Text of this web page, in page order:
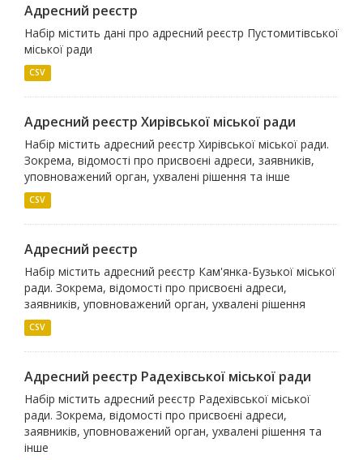
Адресний реєстр
Набір містить дані про адресний реєстр Пустомитівської
міської ради
CSV
Адресний реєстр Хирівської міської ради
Набір містить адресний реєстр Хирівської міської ради.
Зокрема, відомості про присвоєні адреси, заявників,
уповноважений орган, ухвалені рішення та інше
CSV
Адресний реєстр
Набір містить адресний реєстр Кам'янка-Бузької міської
ради. Зокрема, відомості про присвоєні адреси,
заявників, уповноважений орган, ухвалені рішення
CSV
Адресний реєстр Радехівської міської ради
Набір містить адресний реєстр Радехівської міської
ради. Зокрема, відомості про присвоєні адреси,
заявників, уповноважений орган, ухвалені рішення та
інше